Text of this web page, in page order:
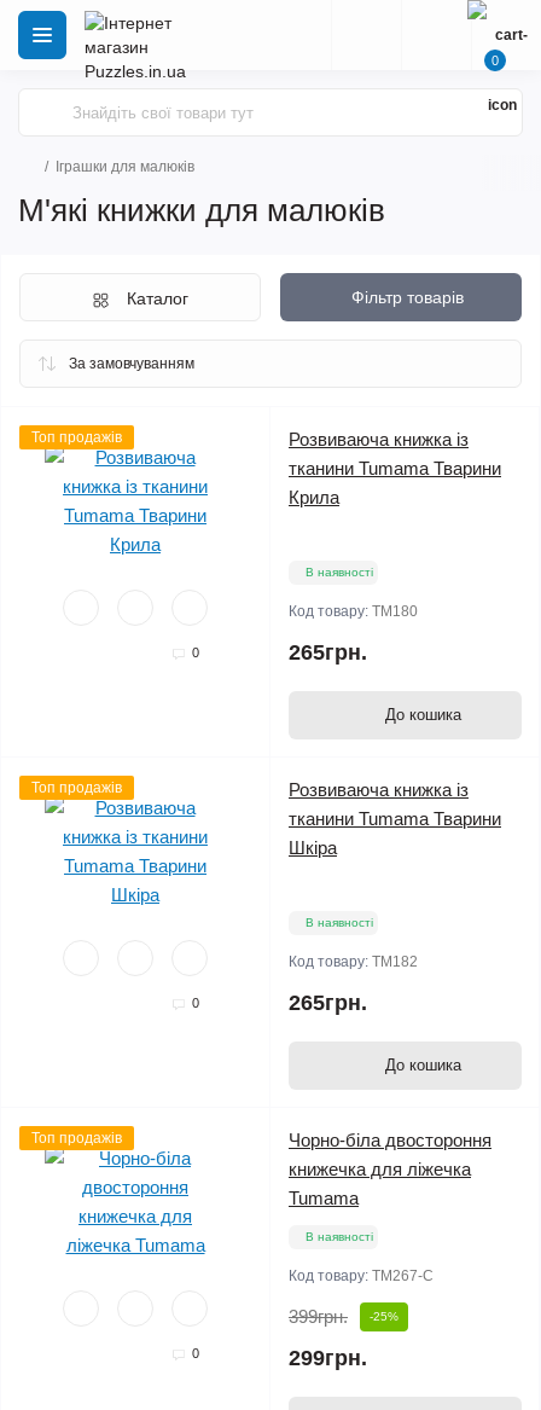
0
Іграшки для малюків
М'які книжки для малюків
Фільтр товарів
Каталог
Топ продажів
0
Розвиваюча книжка із
тканини Tumama Тварини
Крила
В наявності
Код товару: TM180
265грн.
До кошика
Топ продажів
0
Розвиваюча книжка із
тканини Tumama Тварини
Шкіра
В наявності
Код товару: TM182
265грн.
До кошика
Топ продажів
0
Чорно-біла двостороння
книжечка для ліжечка
Tumama
В наявності
Код товару: TM267-C
399грн. -25%
299грн.